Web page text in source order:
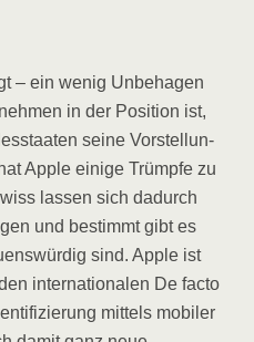
– ein wenig Unbe­ha­gen
in der Posi­ti­on ist,
sei­ne Vor­stel­lun­
Apple eini­ge Trümp­fe zu
las­sen sich dadurch
und bestimmt gibt es
sind. Apple ist
inter­na­tio­na­len De fac­to
mit­tels mobi­ler